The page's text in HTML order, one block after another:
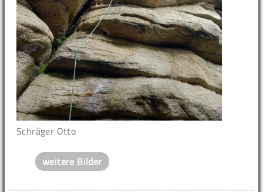
Schräger Otto
weitere Bilder